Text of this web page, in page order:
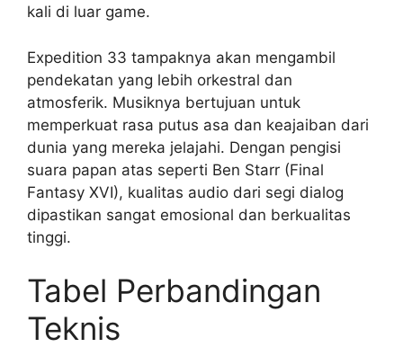
kali di luar game.
Expedition 33 tampaknya akan mengambil
pendekatan yang lebih orkestral dan
atmosferik. Musiknya bertujuan untuk
memperkuat rasa putus asa dan keajaiban dari
dunia yang mereka jelajahi. Dengan pengisi
suara papan atas seperti Ben Starr (Final
Fantasy XVI), kualitas audio dari segi dialog
dipastikan sangat emosional dan berkualitas
tinggi.
Tabel Perbandingan
Teknis